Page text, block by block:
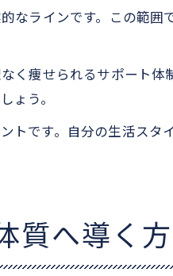
なラインです。この範囲
く痩せられるサポート体
ょう。
です。自分の生活スタ
質へ導く